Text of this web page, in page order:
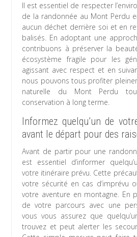
Il est essentiel de respecter
de la randonnée au Mont Perdu
aucun déchet derrière soi et en
balisés. En adoptant une
contribuons à préserver la
écosystème fragile pour les
agissant avec respect et en
nous pouvons tous profiter
naturelle du Mont Perdu
conservation à long terme.
Informez quelqu’un de
avant le départ pour des
Avant de partir pour une
est essentiel d’informer
votre itinéraire prévu. Cette
votre sécurité en cas d’imprévu
votre aventure en montagne. En
de votre parcours avec une
vous vous assurez que
trouvez et peut alerter les